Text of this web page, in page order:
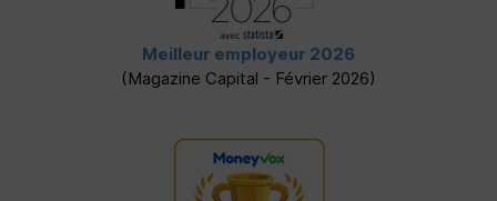
Meilleur employeur 2026
(Magazine Capital - Février 2026)